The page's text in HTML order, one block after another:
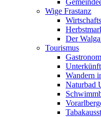
Wige Frastanz
Der
Tourismus
Wandern
Naturbad